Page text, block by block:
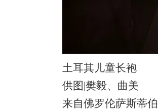
土耳其儿童长袍
供图|樊毅、曲美
来自佛罗伦萨斯蒂